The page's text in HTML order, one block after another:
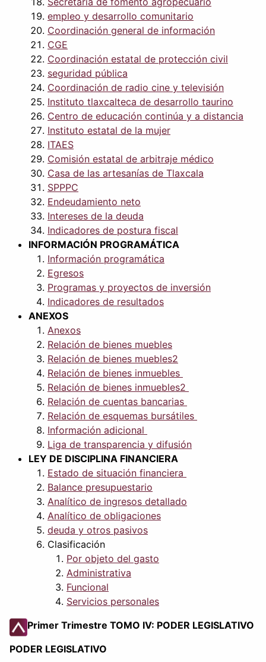
empleo y desarrollo comunitario
Coordinación general de información
CGE
Coordinación estatal de protección civil
seguridad pública
Coordinación de radio cine y televisión
Instituto tlaxcalteca de desarrollo taurino
Centro de educación continúa y a distancia
Instituto estatal de la mujer
ITAES
Comisión estatal de arbitraje médico
Casa de las artesanías de Tlaxcala
SPPPC
Endeudamiento neto
Intereses de la deuda
Indicadores de postura fiscal
INFORMACIÓN PROGRAMÁTICA
Información programática
Egresos
Programas y proyectos de inversión
Indicadores de resultados
ANEXOS
Anexos
Relación de bienes muebles
Relación de bienes muebles2
Relación de bienes inmuebles
Relación de bienes inmuebles2
Relación de cuentas bancarias
Relación de esquemas bursátiles
Información adicional
Liga de transparencia y difusión
LEY DE DISCIPLINA FINANCIERA
Estado de situación financiera
Balance presupuestario
Analítico de ingresos detallado
Analítico de obligaciones
deuda y otros pasivos
Clasificación
Por objeto del gasto
Administrativa
Funcional
Servicios personales
Primer Trimestre TOMO IV: PODER LEGISLATIVO
PODER LEGISLATIVO